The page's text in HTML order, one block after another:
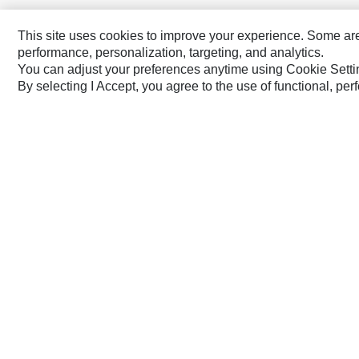
América Latina ‧ Português
This site uses cookies to improve your experience. Some
performance, personalization, targeting, and analytics.
You can adjust your preferences anytime using Cookie
By selecting I Accept, you agree to the use of functional,